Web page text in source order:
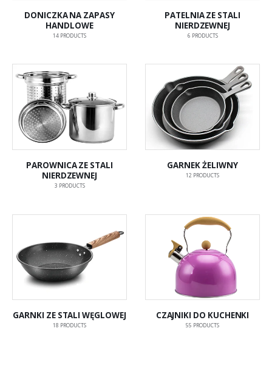
DONICZKA NA ZAPASY
HANDLOWE
14 PRODUCTS
PATELNIA ZE STALI
NIERDZEWNEJ
6 PRODUCTS
PAROWNICA ZE STALI
NIERDZEWNEJ
3 PRODUCTS
GARNEK ŻELIWNY
12 PRODUCTS
GARNKI ZE STALI WĘGLOWEJ
18 PRODUCTS
CZAJNIKI DO KUCHENKI
55 PRODUCTS